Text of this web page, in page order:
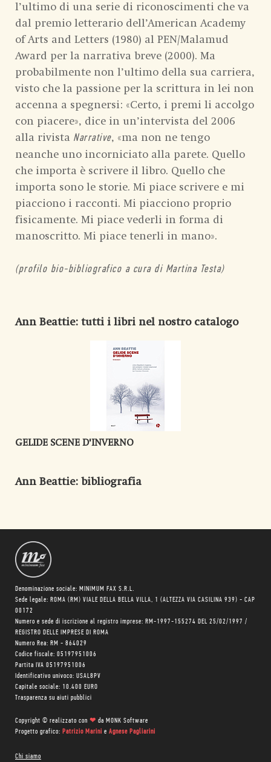
l’ultimo di una serie di riconoscimenti che va
dal premio letterario dell’American Academy
of Arts and Letters (1980) al PEN/Malamud
Award per la narrativa breve (2000). Ma
probabilmente non l’ultimo della sua carriera,
visto che la passione per la scrittura in lei non
accenna a spegnersi: «Certo, i premi li accolgo
con piacere», dice in un’intervista del 2006
alla rivista Narrative, «ma non ne tengo
neanche uno incorniciato alla parete. Quello
che importa è scrivere il libro. Quello che
importa sono le storie. Mi piace scrivere e mi
piacciono i racconti. Mi piacciono proprio
fisicamente. Mi piace vederli in forma di
manoscritto. Mi piace tenerli in mano».
(profilo bio-bibliografico a cura di Martina Testa)
Ann Beattie: tutti i libri nel nostro catalogo
GELIDE SCENE D'INVERNO
Ann Beattie: bibliografia
Denominazione sociale: MINIMUM FAX S.R.L.
Sede legale: ROMA (RM) VIALE DELLA BELLA VILLA, 1 (ALTEZZA VIA CASILINA 939) - CAP
00172
Numero e sede di iscrizione al registro imprese: RM-1997-155274 DEL 25/02/1997 /
REGISTRO DELLE IMPRESE DI ROMA
Numero Rea: RM - 864029
Codice fiscale: 05197951006
Partita IVA 05197951006
Identificativo univoco: USAL8PV
Capitale sociale: 10.400 EURO
Trasparenza su aiuti pubblici
Copyright © realizzato con ❤ da MONK Software
Progetto grafico: Patrizio Marini e Agnese Pagliarini
Chi siamo